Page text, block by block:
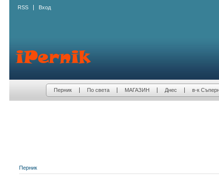
RSS Вход
Перник По света МАГАЗИН Днес в-к
Перник